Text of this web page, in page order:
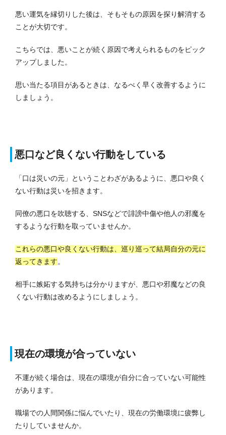
悪い運気を縁切りした後は、そもそもの原因を探り解消する
ことが大切です。
こちらでは、悪いことが続く原因で考えられるものをピック
アップしました。
思い当たる項目があるときは、なるべく早く改善するように
しましょう。
悪口など良くない行動をしている
「口は災いの元」ということわざがあるように、悪口や良く
ない行動は災いを招きます。
同僚の悪口を吹聴する、SNSなどで誹謗中傷や他人の邪魔を
するような行動を取っていませんか。
これらの悪口や良くない行動は、巡り巡って結局自分の元に
返ってきます。
相手に嫉妬する気持ちは分かりますが、悪口や邪魔などの良
くない行動は改めるようにしましょう。
現在の環境が合っていない
不運が続く場合は、現在の環境が自分に合っていない可能性
があります。
職場での人間関係に悩んでいたり、現在の労働環境に疲弊し
たりしていませんか。